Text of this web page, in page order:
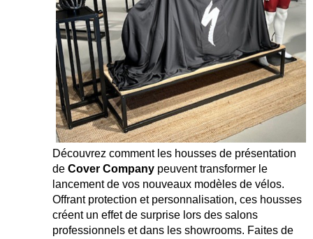
Découvrez comment les housses de présentation
de Cover Company peuvent transformer le
lancement de vos nouveaux modèles de vélos.
Offrant protection et personnalisation, ces housses
créent un effet de surprise lors des salons
professionnels et dans les showrooms. Faites de